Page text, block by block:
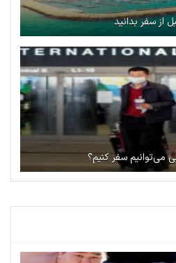
از سفر بدانید
می‌توانیم سفر کنیم؟